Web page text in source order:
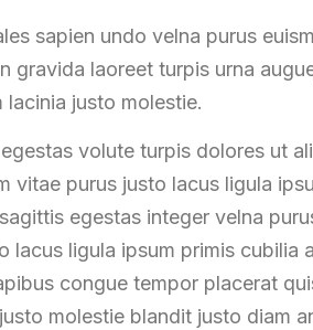
sapien undo velna purus
gravida laoreet turpis urna
lacinia justo molestie.
volute turpis dolores ut
vitae purus justo lacus ligula
egestas integer velna
lacus ligula ipsum primis
congue tempor placerat
molestie blandit justo diam